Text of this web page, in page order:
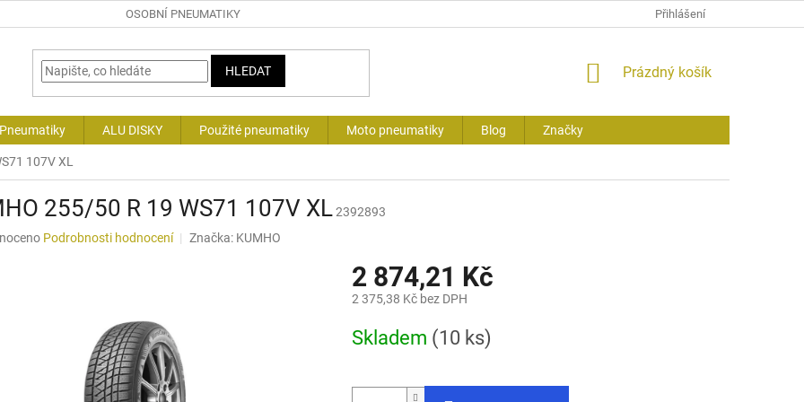
OSOBNÍ PNEUMATIKY Přihlášení
HLEDAT
NÁKUPNÍ
Prázdný košík
ALU DISKY Použité pneumatiky Moto pneumatiky Blog Značky
107V XL
255/50 R 19 WS71 107V XL2392893
Podrobnosti hodnocení Značka: KUMHO
2 874,21 Kč
2 375,38 Kč bez DPH
cena:
Skladem (10 ks)